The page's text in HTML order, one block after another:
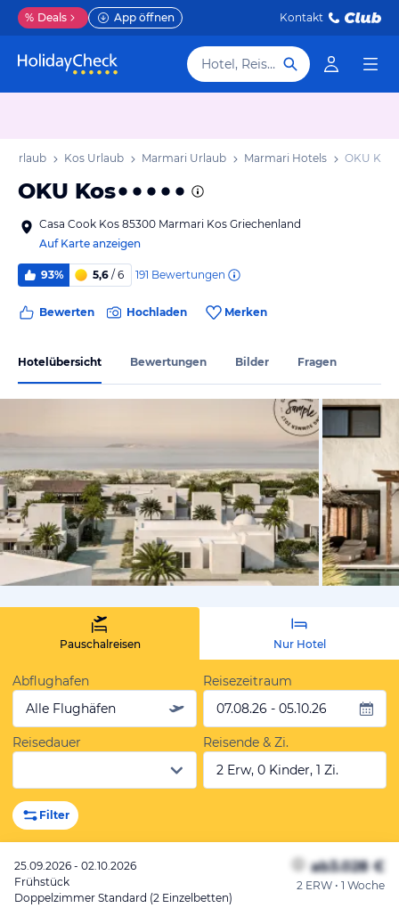
% Deals App öffnen Kontakt
Hotel, Reiseziel
Urlaub Kos Urlaub Marmari Urlaub Marmari Hotels OKU Kos
OKU Kos
Casa Cook Kos 85300 Marmari Kos Griechenland
Auf Karte anzeigen
93% 5,6 / 6 191 Bewertungen
Bewerten Hochladen Merken
Hotelübersicht Bewertungen Bilder Fragen
vom
Pauschalreisen Nur Hotel
Abflughafen
Alle Flughäfen
Reisezeitraum
07.08.26 - 05.10.26
Reisedauer
Reisende & Zi.
2 Erw, 0 Kinder, 1 Zi.
Filter
25.09.2026 - 02.10.2026
Frühstück
Doppelzimmer Standard (2 Einzelbetten)
ab3.028 €
2 ERW • 1 Woche